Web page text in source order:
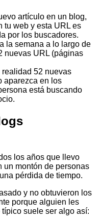
artículo en un blog,
tu web y esta URL es
por los buscadores.
la semana a lo largo de
nuevas URL (páginas
realidad 52 nuevas
aparezca en los
está buscando
los años que llevo
un montón de personas
pérdida de tiempo.
y no obtuvieron los
porque alguien les
suele ser algo así: